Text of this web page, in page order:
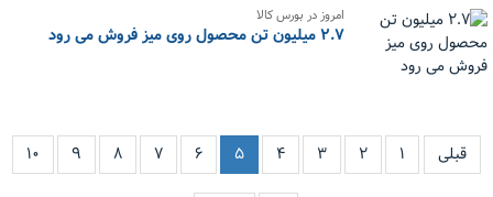
امروز در بورس کالا
۲.۷ میلیون تن محصول روی میز فروش می رود
قبلی ۱ ۲ ۳ ۴ ۵ ۶ ۷ ۸ ۹ ۱۰